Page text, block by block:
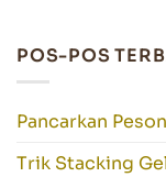
POS-POS
Pancarkan
Trik Stacking